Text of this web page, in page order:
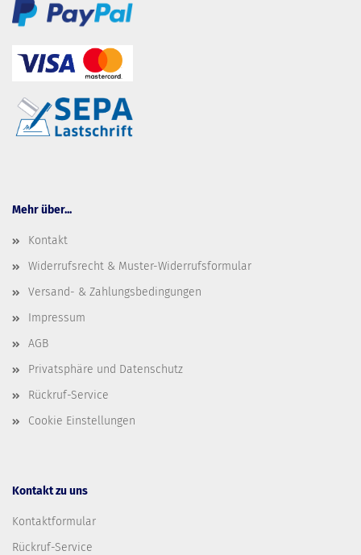
Mehr über...
Kontakt
Widerrufsrecht & Muster-Widerrufsformular
Versand- & Zahlungsbedingungen
Impressum
AGB
Privatsphäre und Datenschutz
Rückruf-Service
Cookie Einstellungen
Kontakt zu uns
Kontaktformular
Rückruf-Service